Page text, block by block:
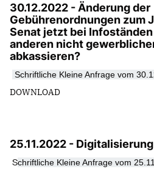
30.12.2022 - Änderung der
Gebührenordnungen zum
Senat jetzt bei
anderen nicht
abkassieren?
Schriftliche Kleine Anfrage vom
DOWNLOAD
25.11.2022 -
Schriftliche Kleine Anfrage vom